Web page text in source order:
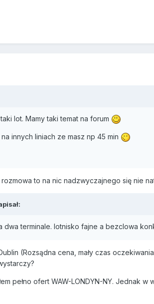
lot. Mamy taki temat na forum
innych liniach ze masz np 45 min
to na nic nadzwyczajnego się nie
dwa terminale. lotnisko fajne a bezclowa
(Rozsądna cena, mały czas
pełno ofert WAW-LONDYN-NY. Jednak